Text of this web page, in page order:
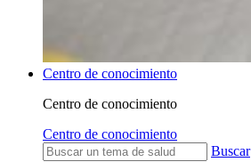
Centro de conocimiento
Centro de conocimiento
Centro de conocimiento
Buscar